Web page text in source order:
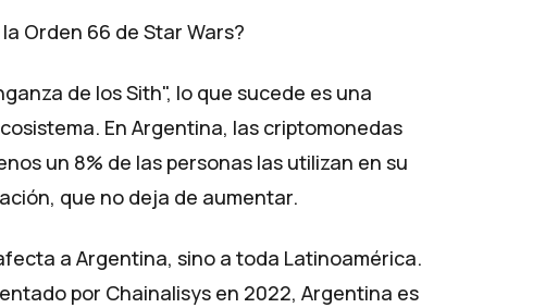
Orden 66 de Star Wars?
de los Sith", lo que sucede es una
En Argentina, las criptomonedas
un 8% de las personas las utilizan en su
que no deja de aumentar.
a Argentina, sino a toda Latinoamérica.
por Chainalisys en 2022, Argentina es